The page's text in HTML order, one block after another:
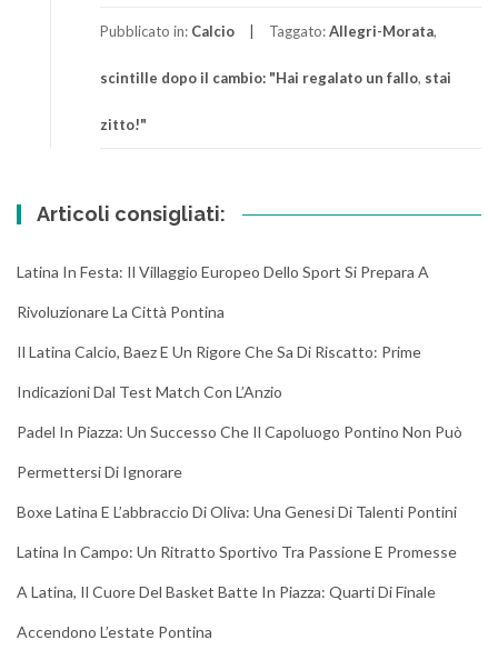
Pubblicato in: Calcio Taggato:Allegri-Morata,
scintille dopo il cambio: "Hai regalato un fallo, stai
zitto!"
Articoli consigliati:
Latina In Festa: Il Villaggio Europeo Dello Sport Si Prepara A
Rivoluzionare La Città Pontina
Il Latina Calcio, Baez E Un Rigore Che Sa Di Riscatto: Prime
Indicazioni Dal Test Match Con L’Anzio
Padel In Piazza: Un Successo Che Il Capoluogo Pontino Non Può
Permettersi Di Ignorare
Boxe Latina E L’abbraccio Di Oliva: Una Genesi Di Talenti Pontini
Latina In Campo: Un Ritratto Sportivo Tra Passione E Promesse
A Latina, Il Cuore Del Basket Batte In Piazza: Quarti Di Finale
Accendono L’estate Pontina